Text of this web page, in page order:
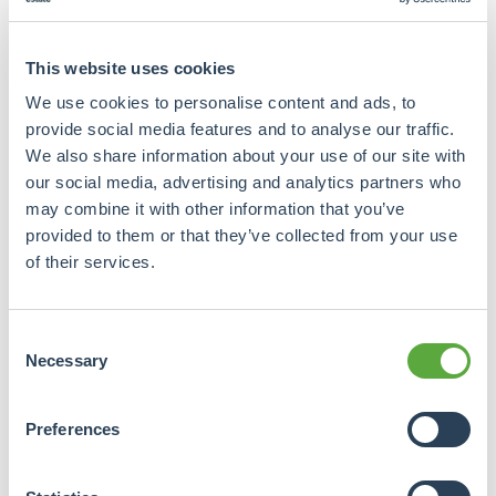
This website uses cookies
We use cookies to personalise content and ads, to
provide social media features and to analyse our traffic.
We also share information about your use of our site with
our social media, advertising and analytics partners who
may combine it with other information that you’ve
provided to them or that they’ve collected from your use
of their services.
Selection
Necessary
Preferences
Trotz Regulierung sind Gespräche über steigende
Tagesordnung. Denn auch in Deutschland herrscht
Wohnungsnot und die Zahl der Zwangsräumungen
steigt. Jährlich werden in Deutschland etwa 400.000
zusätzliche Wohnungen benötigt, und weniger als
300.000 werden jedes Jahr gebaut.